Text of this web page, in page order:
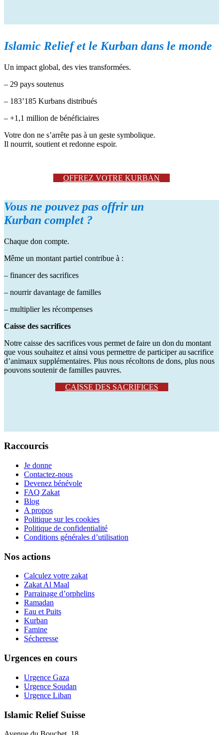
Islamic Relief et le Kurban dans le monde
Un impact global, des vies transformées.
– 29 pays soutenus
– 183’185 Kurbans distribués
– +1,1 million de bénéficiaires
Votre don ne s’arrête pas à un geste symbolique.
Il nourrit, soutient et redonne espoir.
OFFREZ VOTRE KURBAN
Vous ne pouvez pas offrir un
Kurban complet ?
Chaque don compte.
Même un montant partiel contribue à :
– financer des sacrifices
– nourrir davantage de familles
– multiplier les récompenses
Caisse des sacrifices
Notre caisse des sacrifices vous permet de faire un don du montant
que vous souhaitez et ainsi vous permettre de participer au sacrifice
d’animaux supplémentaires. Plus nous récoltons de dons, plus nous
pouvons soutenir de familles pauvres.
CAISSE DES SACRIFICES
Raccourcis
Je donne
Contactez-nous
Devenez bénévole
FAQ Zakat
Blog
A propos
Politique sur les cookies
Politique de confidentialité
Conditions générales d’utilisation
Nos actions
Calculez votre zakat
Zakat Al Maal
Parrainage d’orphelins
Ramadan
Eau et Puits
Kurban
Famine
Sécheresse
Urgences en cours
Urgence Gaza
Urgence Soudan
Urgence Liban
Islamic Relief Suisse